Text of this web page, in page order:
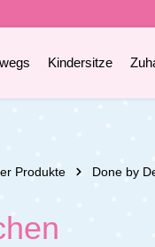
Kindersitze
Produkte Done by